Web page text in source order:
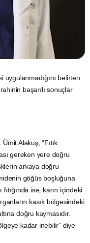
uygulanmadığını belirten
başarılı sonuçlar
Alakuş, “Fıtık
gereken yere doğru
arkaya doğru
göğüs boşluğuna
ise, karın içindeki
kasık bölgesindeki
doğru kaymasıdır.
kadar inebilir” diye